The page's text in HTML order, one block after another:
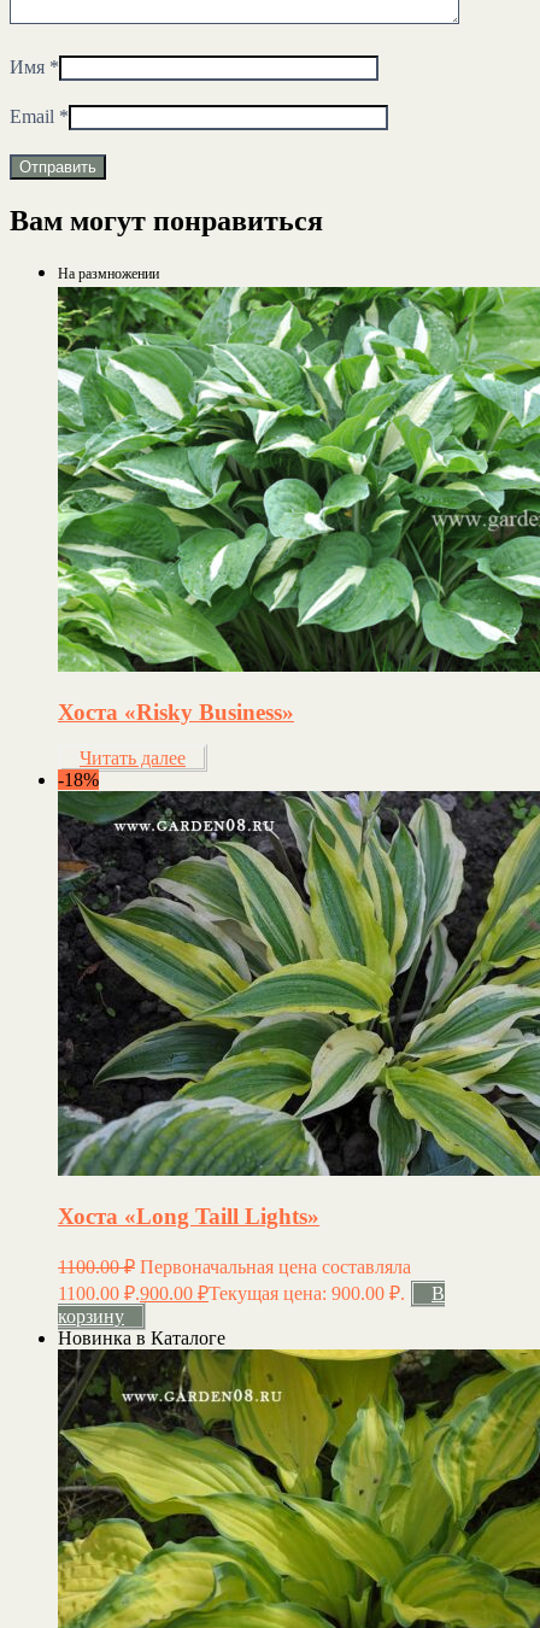
Имя *
Email *
Вам могут понравиться
На размножении
Хоста «Risky Business»
Читать далее
-18%
Хоста «Long Taill Lights»
1100.00₽ Первоначальная цена составляла
1100.00 ₽.900.00 ₽Текущая цена: 900.00 ₽.
В
корзину
Новинка в Каталоге